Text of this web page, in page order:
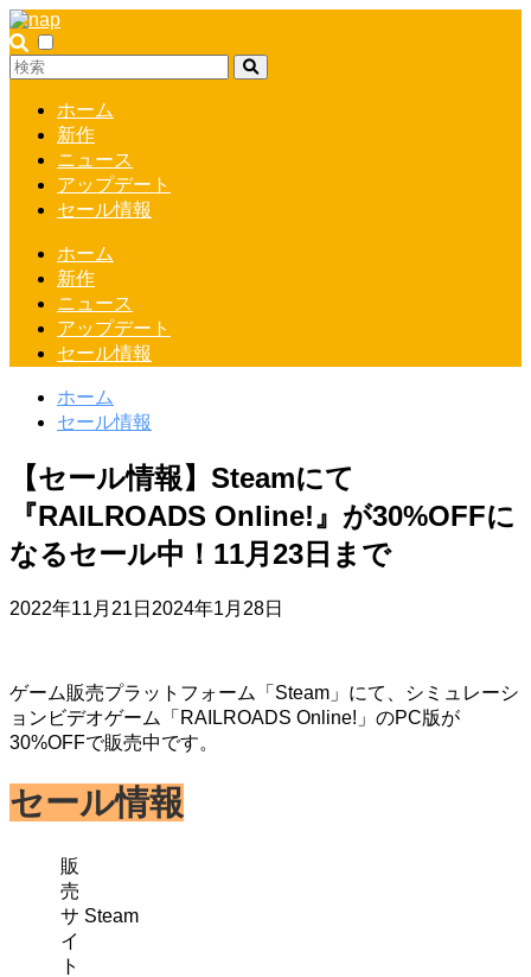
ホーム
新作
ニュース
アップデート
セール情報
ホーム
新作
ニュース
アップデート
セール情報
ホーム
セール情報
【セール情報】Steamにて
『RAILROADS Online!』が30%OFFに
なるセール中！11月23日まで
2022年11月21日 2024年1月28日
ゲーム販売プラットフォーム「Steam」にて、シミュレーシ
ョンビデオゲーム「RAILROADS Online!」のPC版が
30%OFFで販売中です。
セール情報
販
売
サ
イ
ト
Steam